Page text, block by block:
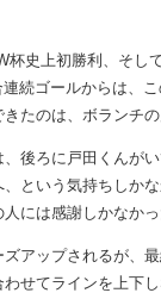
史上初勝利、そし
続ゴールからは、
たのは、ボランチ
、後ろに戸田くんが
という気持ちしか
には感謝しかなかっ
アップされるが、
せてラインを上下